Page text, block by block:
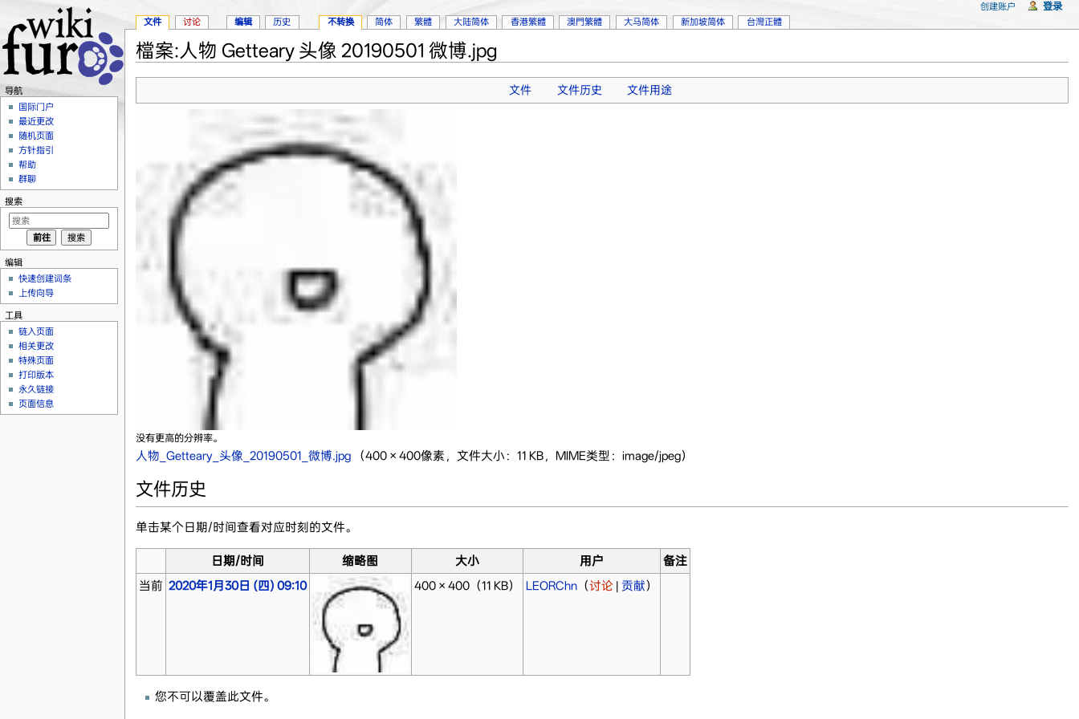
檔案:人物 Getteary 头像 20190501 微博.jpg
文件 文件历史 文件用途
没有更高的分辨率。
人物_Getteary_头像_20190501_微博.jpg‎ （400 × 400像素，文件大小：11 KB，MIME类型：image/jpeg）
文件历史
单击某个日期/时间查看对应时刻的文件。
日期/时间 缩略图 大小 用户
备注
当前 2020年1月30日 (四) 09:10 400 × 400（11 KB） LEORChn（讨论| 贡献）
您不可以覆盖此文件。
文件 讨论 编辑 历史 不转换 简体 繁體 大陆简体 香港繁體 澳門繁體 大马简体 新加坡简体 台灣正體
创建账户 登录
导航
国际门户
最近更改
随机页面
方针指引
帮助
群聊
搜索
编辑
快速创建词条
上传向导
工具
链入页面
相关更改
特殊页面
打印版本
永久链接
页面信息